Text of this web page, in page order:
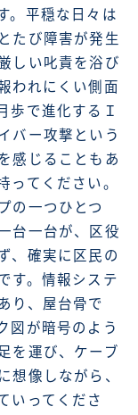
。平穏な日々は
たび障害が発生
しい叱責を浴び
われにくい側面
歩で進化するＩ
バー攻撃という
感じることもあ
ってください。
の一つひとつ
台一台が、区役
、確実に区民の
す。情報システ
り、屋台骨で
図が暗号のよう
を運び、ケーブ
想像しながら、
いってくださ